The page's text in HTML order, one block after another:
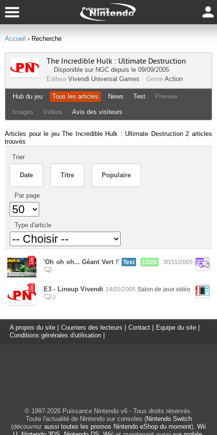
Accueil › Recherche
The Incredible Hulk : Ultimate Destruction
Disponible sur NGC depuis le 09/09/2005
Editeur Vivendi Universal Games Genre Action
Hub du jeu Tous les articles News Test Preview
Images Vidéos Avis des visiteurs
Articles pour le jeu The Incredible Hulk : Ultimate Destruction2 articles
trouvés
Trier
Date Titre Populaire
Par page
Type d'article
'Oh oh oh... Géant Vert !' Test 15/20 30/11/2005
E3 - Lineup Vivendi 14/05/2005 Salon de jeux vidéo
2
A propos du site Courriers des lecteurs Contact Equipe du site
Conditions générales d'utilisation
© 1997-2026 Puissance Nintendo v6 - Tous droits réservés.
Toute l'actualité de Nintendo sur consoles (Nintendo Switch
(découvrez aussi toutes les promos Nintendo eShop du moment), Wii